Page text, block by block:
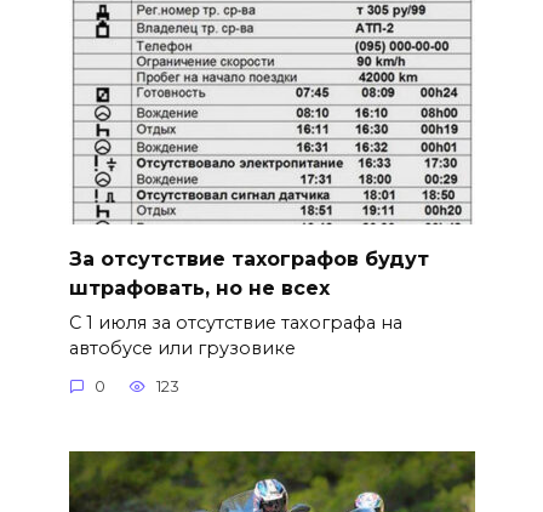
За отсутствие тахографов будут
штрафовать, но не всех
С 1 июля за отсутствие тахографа на
автобусе или грузовике
0 123